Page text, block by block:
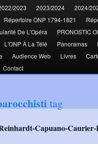
2023 2023/2024 2024/
Répertoire ONP 1794-1821
De L'Opéra PRONOSTIC
L'ONP À La Télé Panoramas
Audience Web Livres
Contact
tag
Capuano-